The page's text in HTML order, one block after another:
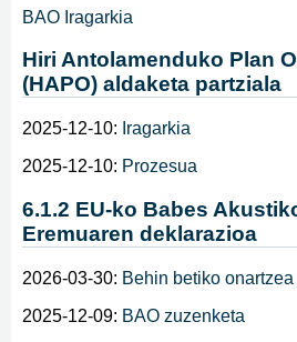
BAO Iragarkia
Hiri Antolamenduko Plan
(HAPO) aldaketa partziala
2025-12-10: Iragarkia
2025-12-10: Prozesua
6.1.2 EU-ko Babes
Eremuaren deklarazioa
2026-03-30: Behin betiko onartzea
2025-12-09: BAO zuzenketa